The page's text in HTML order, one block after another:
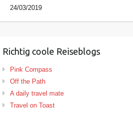
24/03/2019
Richtig coole Reiseblogs
Pink Compass
Off the Path
A daily travel mate
Travel on Toast